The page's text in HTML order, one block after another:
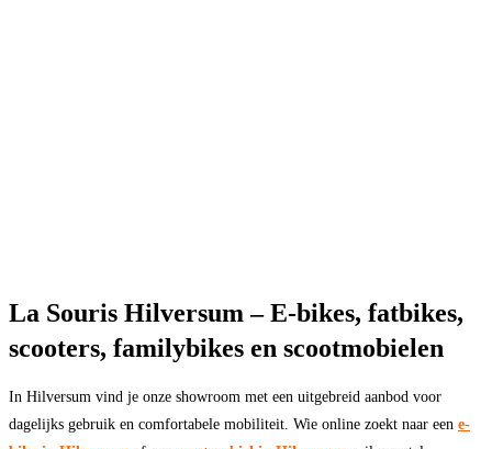
La Souris Hilversum – E-bikes, fatbikes,
scooters, familybikes en scootmobielen
In Hilversum vind je onze showroom met een uitgebreid aanbod voor
dagelijks gebruik en comfortabele mobiliteit. Wie online zoekt naar een e-